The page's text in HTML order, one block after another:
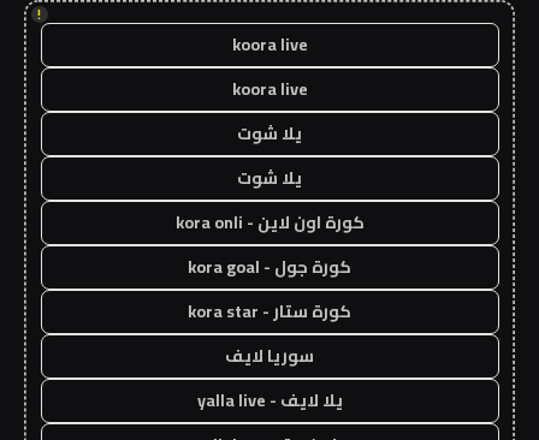
!
koora live
koora live
يلا شوت
يلا شوت
كورة اون لاين - kora onli
كورة جول - kora goal
كورة ستار - kora star
سوريا لايف
يلا لايف - yalla live